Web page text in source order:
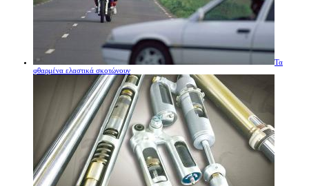
Τα
φθαρμένα ελαστικά σκοτώνουν